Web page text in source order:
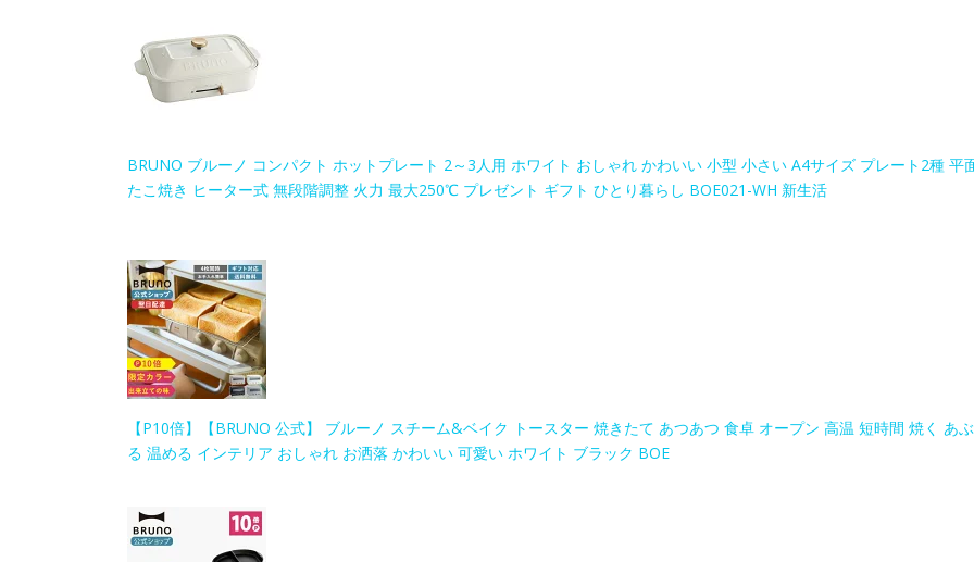
BRUNO ブルーノ コンパクト ホットプレート 2～3人用 ホワイト おしゃれ かわいい 小型 小さい A4サイズ プレート2種 平
たこ焼き ヒーター式 無段階調整 火力 最大250℃ プレゼント ギフト ひとり暮らし BOE021-WH 新生活
【P10倍】【BRUNO 公式】 ブルーノ スチーム&ベイク トースター 焼きたて あつあつ 食卓 オープン 高温 短時間 焼く あぶ
る 温める インテリア おしゃれ お洒落 かわいい 可愛い ホワイト ブラック BOE